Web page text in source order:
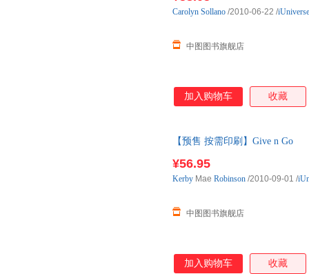
中图图书旗舰店
Carolyn Sollano /2010-06-22 /iUniverse
加入购物车 收藏
【预售 按需印刷】Give n Go
¥56.95
中图图书旗舰店
Kerby Mae Robinson /2010-09-01 /
加入购物车 收藏